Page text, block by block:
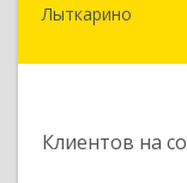
Лыткарино
Клиентов на